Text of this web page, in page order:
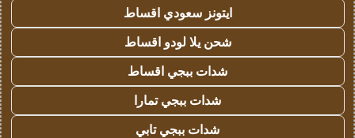
ايتونز سعودي اقساط
شحن يلا لودو اقساط
شدات ببجي اقساط
شدات ببجي تمارا
شدات ببجي تابي